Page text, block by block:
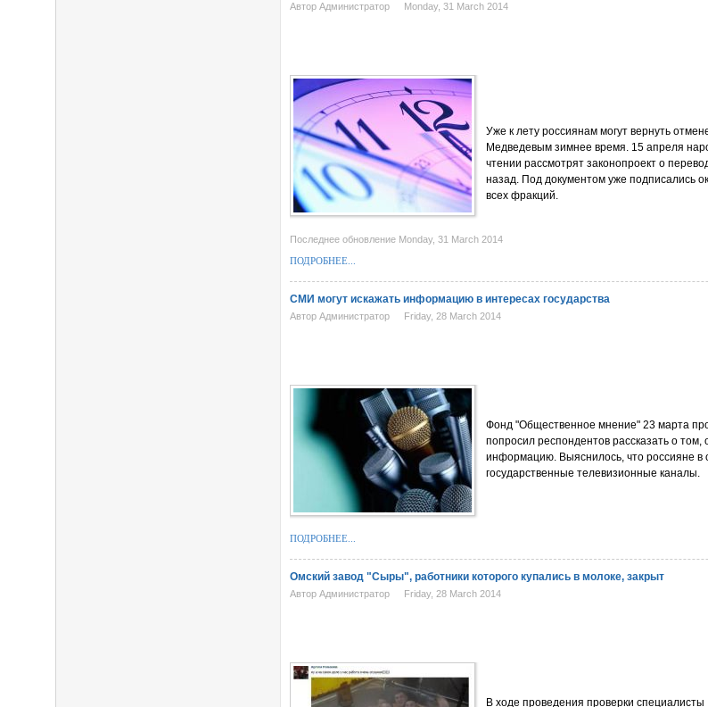
Автор Администратор Monday, 31 March 2014
Уже к лету россиянам могут вернуть
Медведевым зимнее время. 15 апреля
чтении рассмотрят законопроект о
назад. Под документом уже подписались
всех фракций.
Последнее обновление Monday, 31 March 2014
ПОДРОБНЕЕ...
СМИ могут искажать информацию в интересах государства
Автор Администратор Friday, 28 March 2014
Фонд "Общественное мнение" 23 марта
попросил респондентов рассказать о том,
информацию. Выяснилось, что россияне в
государственные телевизионные каналы.
ПОДРОБНЕЕ...
Омский завод "Сыры", работники которого купались в молоке, закрыт
Автор Администратор Friday, 28 March 2014
В ходе проведения проверки